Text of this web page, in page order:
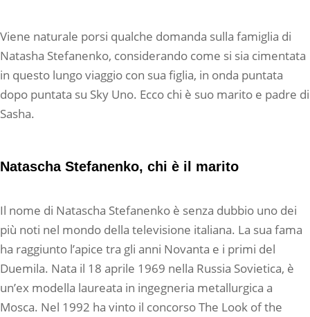
Viene naturale porsi qualche domanda sulla famiglia di
Natasha Stefanenko, considerando come si sia cimentata
in questo lungo viaggio con sua figlia, in onda puntata
dopo puntata su Sky Uno. Ecco chi è suo marito e padre di
Sasha.
Natascha Stefanenko, chi è il marito
Il nome di Natascha Stefanenko è senza dubbio uno dei
più noti nel mondo della televisione italiana. La sua fama
ha raggiunto l’apice tra gli anni Novanta e i primi del
Duemila. Nata il 18 aprile 1969 nella Russia Sovietica, è
un’ex modella laureata in ingegneria metallurgica a
Mosca. Nel 1992 ha vinto il concorso The Look of the